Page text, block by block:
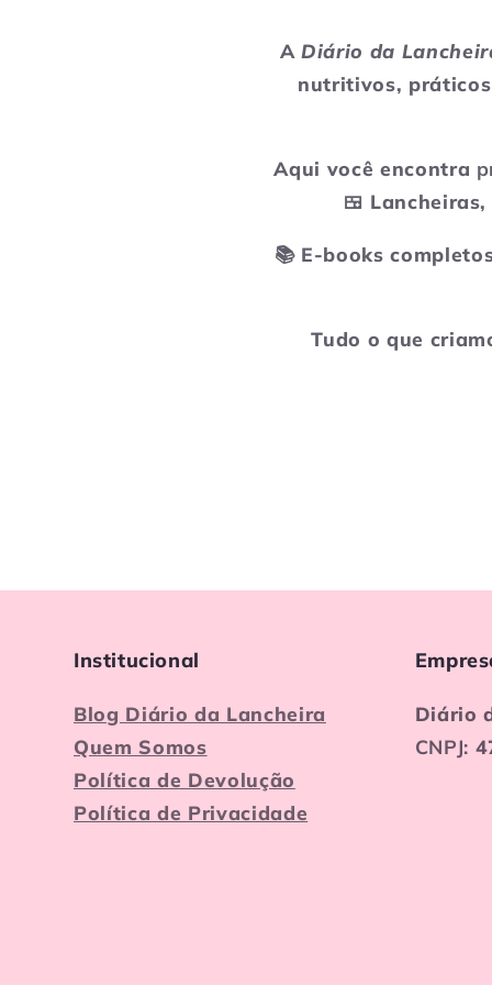
ADiário da
nutritivos,
Aqui você encontra
🍱
📚 E-books
Tudo o que
Institucional
Blog Diário da Lancheira
Quem Somos
Política de Devolução
Política de Privacidade
Diário
CNPJ: